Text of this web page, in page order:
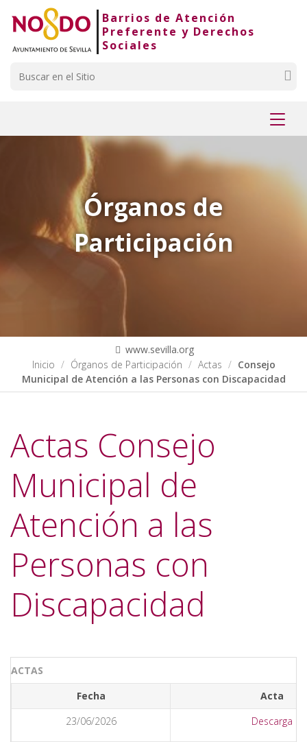
Saltar al contenido
Saltar a la navegación
Información de contactoBarrios de Atención
Preferente y Derechos
Sociales
menú
Órganos de
Participación
www.sevilla.org
Inicio
Órganos de Participación Actas
Consejo
Municipal de Atención a las Personas con Discapacidad
Actas Consejo
Municipal de
Atención a las
Personas con
Discapacidad
ACTAS
Fecha
Acta
23/06/2026
Descarga